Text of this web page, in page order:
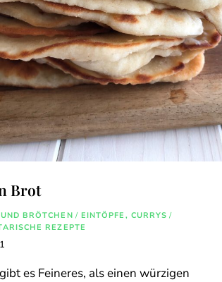
Brot
BRÖTCHEN / EINTÖPFE, CURRYS /
REZEPTE
es Feineres, als einen würzigen